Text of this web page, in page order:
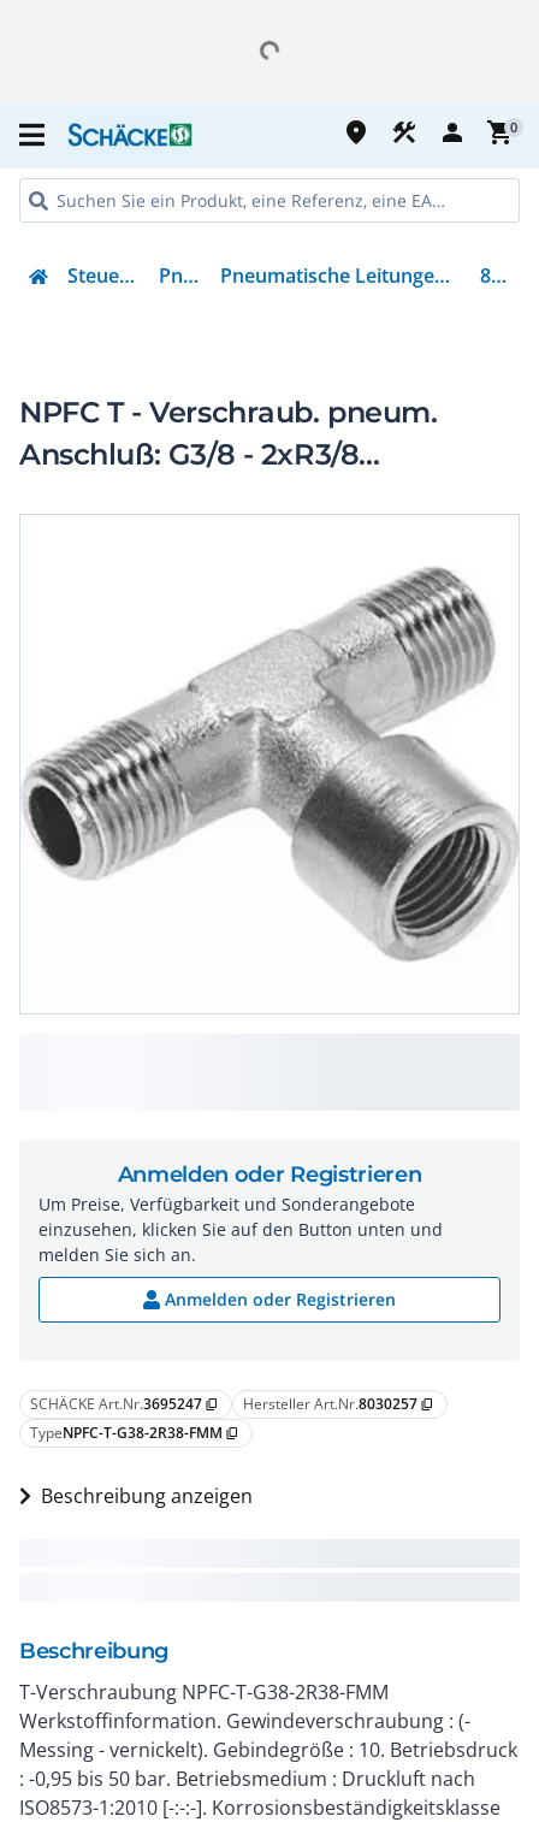
place construction person shopping_cart0
Steuern & Regeln Pneumatik Pneumatische Leitungen und Leitungsverbindungen 8030257
NPFC T - Verschraub. pneum.
Anschluß: G3/8 - 2xR3/8
SCHÄCKE Art.Nr.3695247 content_copy Hersteller Art.Nr.8030257 content_copy
TypeNPFC-T-G38-2R38-FMM content_copy
Beschreibung anzeigen
Beschreibung
T-Verschraubung NPFC-T-G38-2R38-FMM
Werkstoffinformation. Gewindeverschraubung : (-
Messing - vernickelt). Gebindegröße : 10. Betriebsdruck
: -0,95 bis 50 bar. Betriebsmedium : Druckluft nach
ISO8573-1:2010 [-:-:-]. Korrosionsbeständigkeitsklasse
Anmelden oder Registrieren
Um Preise, Verfügbarkeit und Sonderangebote
einzusehen, klicken Sie auf den Button unten und
melden Sie sich an.
Anmelden oder Registrieren